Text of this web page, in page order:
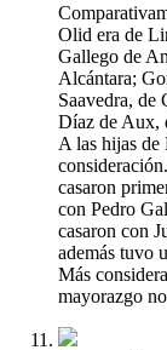
Olid era de
Gallego de
Alcántara;
Saavedra, de
Díaz de Aux,
A las hijas de
casaron
con Pedro
casaron con
además tuvo
Más
mayorazgo